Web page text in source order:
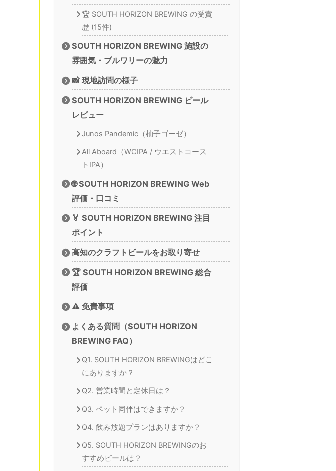
🏆 SOUTH HORIZON BREWING の受賞
歴 (15件)
SOUTH HORIZON BREWING 施設の
雰囲気・ブルワリーの魅力
📸 現地訪問の様子
SOUTH HORIZON BREWING ビール
レビュー
Junos Pandemic（柚子ゴーゼ）
All Aboard（WCIPA / ウエストコース
トIPA）
🌐 SOUTH HORIZON BREWING Web
評価・口コミ
🏅 SOUTH HORIZON BREWING 注目
ポイント
高知のクラフトビールをお取り寄せ
🏆 SOUTH HORIZON BREWING 総合
評価
⚠️ 免責事項
よくある質問（SOUTH HORIZON
BREWING FAQ）
Q1. SOUTH HORIZON BREWINGはどこ
にありますか？
Q2. 営業時間と定休日は？
Q3. ペット同伴はできますか？
Q4. 飲み放題プランはありますか？
Q5. SOUTH HORIZON BREWINGのお
すすめビールは？